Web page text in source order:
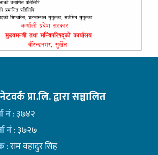
प्रा.लि. द्वारा सञ्चालित
नं: ३७४२
नं: ३७२७
: राम वहादुर सिंह